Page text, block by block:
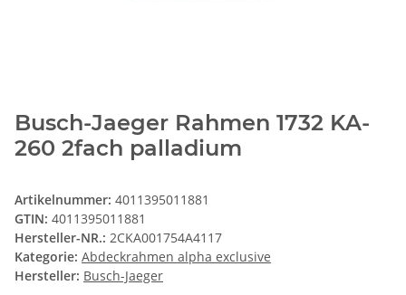
Busch-Jaeger Rahmen 1732 KA-
260 2fach palladium
Artikelnummer: 4011395011881
GTIN: 4011395011881
Hersteller-NR.: 2CKA001754A4117
Kategorie: Abdeckrahmen alpha exclusive
Hersteller: Busch-Jaeger